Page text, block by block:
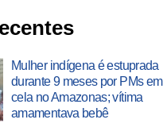
Mulher indígena é estuprada
durante 9 meses por PMs em
cela no Amazonas; vítima
amamentava bebê